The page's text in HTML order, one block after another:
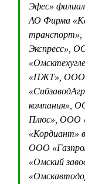
Эфес»
АО Фирма
Экспресс»,
«ПЖТ»,
компания»,
Плюс», ООО
«Кордиант»
ООО
«Омский